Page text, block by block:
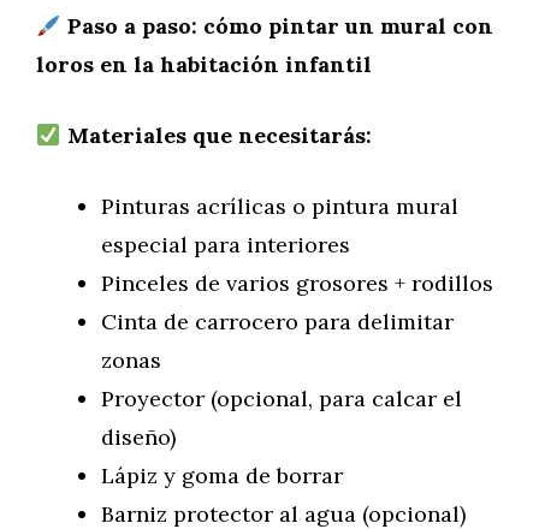
Paso a paso: cómo pintar un mural con
loros en la habitación infantil
Materiales que necesitarás:
Pinturas acrílicas o pintura mural
especial para interiores
Pinceles de varios grosores + rodillos
Cinta de carrocero para delimitar
zonas
Proyector (opcional, para calcar el
diseño)
Lápiz y goma de borrar
Barniz protector al agua (opcional)